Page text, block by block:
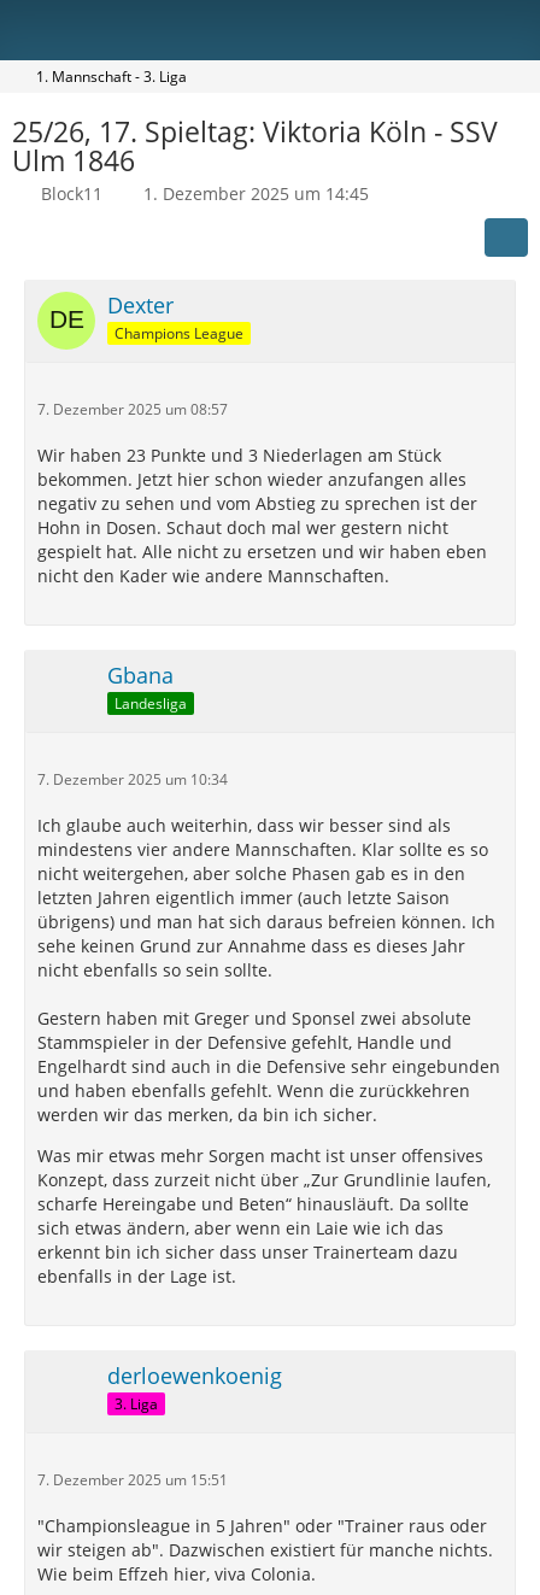
1. Mannschaft - 3. Liga
25/26, 17. Spieltag: Viktoria Köln - SSV
Ulm 1846
Block11 1. Dezember 2025 um 14:45
Dexter
Champions League
7. Dezember 2025 um 08:57
Wir haben 23 Punkte und 3 Niederlagen am Stück
bekommen. Jetzt hier schon wieder anzufangen alles
negativ zu sehen und vom Abstieg zu sprechen ist der
Hohn in Dosen. Schaut doch mal wer gestern nicht
gespielt hat. Alle nicht zu ersetzen und wir haben eben
nicht den Kader wie andere Mannschaften.
Gbana
Landesliga
7. Dezember 2025 um 10:34
Ich glaube auch weiterhin, dass wir besser sind als
mindestens vier andere Mannschaften. Klar sollte es so
nicht weitergehen, aber solche Phasen gab es in den
letzten Jahren eigentlich immer (auch letzte Saison
übrigens) und man hat sich daraus befreien können. Ich
sehe keinen Grund zur Annahme dass es dieses Jahr
nicht ebenfalls so sein sollte.
Gestern haben mit Greger und Sponsel zwei absolute
Stammspieler in der Defensive gefehlt, Handle und
Engelhardt sind auch in die Defensive sehr eingebunden
und haben ebenfalls gefehlt. Wenn die zurückkehren
werden wir das merken, da bin ich sicher.
Was mir etwas mehr Sorgen macht ist unser offensives
Konzept, dass zurzeit nicht über „Zur Grundlinie laufen,
scharfe Hereingabe und Beten“ hinausläuft. Da sollte
sich etwas ändern, aber wenn ein Laie wie ich das
erkennt bin ich sicher dass unser Trainerteam dazu
ebenfalls in der Lage ist.
derloewenkoenig
3. Liga
7. Dezember 2025 um 15:51
"Championsleague in 5 Jahren" oder "Trainer raus oder
wir steigen ab". Dazwischen existiert für manche nichts.
Wie beim Effzeh hier, viva Colonia.